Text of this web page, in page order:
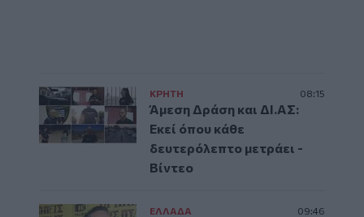
ΚΡΗΤΗ 08:15
Άμεση Δράση και ΔΙ.ΑΣ:
Εκεί όπου κάθε
δευτερόλεπτο μετράει -
Βίντεο
ΕΛΛAΔΑ 09:46